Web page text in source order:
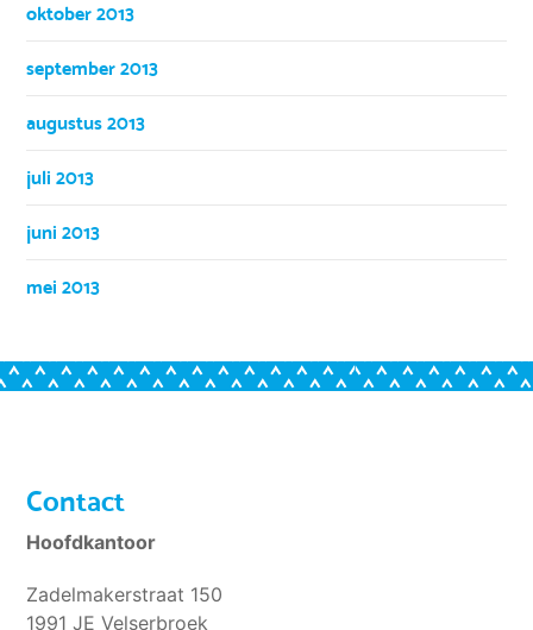
oktober 2013
september 2013
augustus 2013
juli 2013
juni 2013
mei 2013
Contact
Hoofdkantoor
Zadelmakerstraat 150
1991 JE Velserbroek